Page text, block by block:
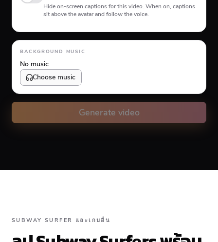
Hide on-screen captions for this video. When on, captions
sit above the avatar and follow the voice.
Animation type
#FFFFFF
Middle Bottom
BACKGROUND MUSIC
No music
Choose music
Generate video
SUBWAY SURFER และเกมอื่น